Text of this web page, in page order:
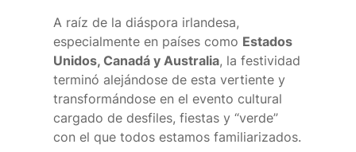
A raíz de la diáspora irlandesa,
especialmente en países como Estados
Unidos, Canadá y Australia, la festividad
terminó alejándose de esta vertiente y
transformándose en el evento cultural
cargado de desfiles, fiestas y “verde”
con el que todos estamos familiarizados.